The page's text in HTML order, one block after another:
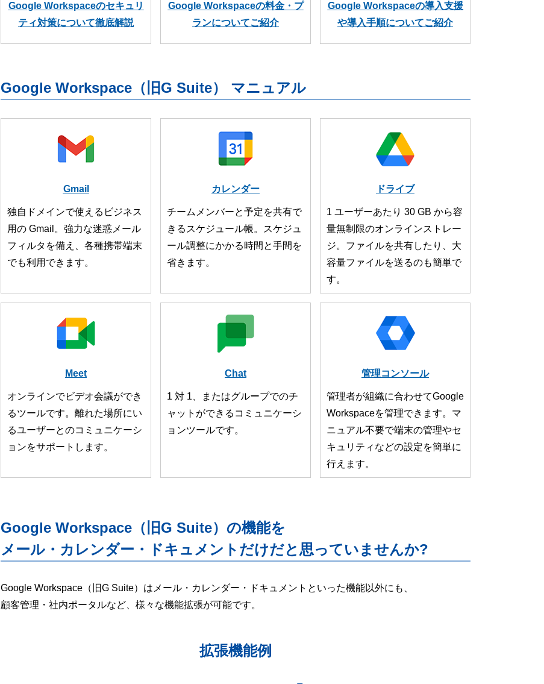
Google Workspaceのセキュリ
ティ対策について徹底解説
Google Workspaceの料金・プ
ランについてご紹介
Google Workspaceの導入支援
や導入手順についてご紹介
Google Workspace（旧G Suite） マニュアル
Gmail
独自ドメインで使えるビジネス
用の Gmail。強力な迷惑メール
フィルタを備え、各種携帯端末
でも利用できます。
カレンダー
チームメンバーと予定を共有で
きるスケジュール帳。スケジュ
ール調整にかかる時間と手間を
省きます。
ドライブ
1 ユーザーあたり 30 GB から容
量無制限のオンラインストレー
ジ。ファイルを共有したり、大
容量ファイルを送るのも簡単で
す。
Meet
オンラインでビデオ会議ができ
るツールです。離れた場所にい
るユーザーとのコミュニケーシ
ョンをサポートします。
Chat
1 対 1、またはグループでのチ
ャットができるコミュニケーシ
ョンツールです。
管理コンソール
管理者が組織に合わせてGoogle
Workspaceを管理できます。マ
ニュアル不要で端末の管理やセ
キュリティなどの設定を簡単に
行えます。
Google Workspace（旧G Suite）の機能を
メール・カレンダー・ドキュメントだけだと思っていませんか?
Google Workspace（旧G Suite）はメール・カレンダー・ドキュメントといった機能以外にも、
顧客管理・社内ポータルなど、様々な機能拡張が可能です。
拡張機能例